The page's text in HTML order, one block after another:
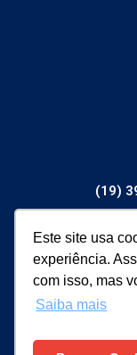
Este site usa
experiência.
com isso, mas
Saiba mais
(19)